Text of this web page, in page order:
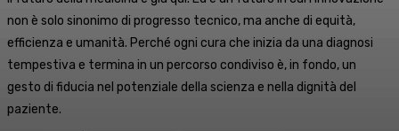
non è solo sinonimo di progresso tecnico, ma anche di equità,
efficienza e umanità. Perché ogni cura che inizia da una diagnosi
tempestiva e termina in un percorso condiviso è, in fondo, un
gesto di fiducia nel potenziale della scienza e nella dignità del
paziente.